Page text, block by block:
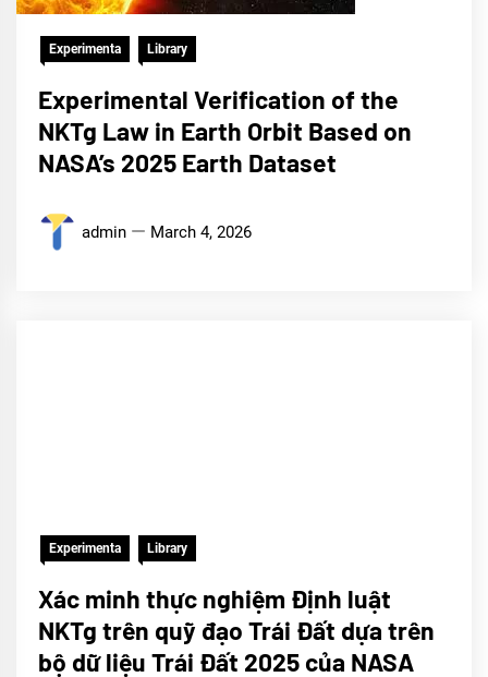
Experimenta Library
Experimental Verification of the
NKTg Law in Earth Orbit Based on
NASA’s 2025 Earth Dataset
admin March 4, 2026
Experimenta Library
Xác minh thực nghiệm Định luật
NKTg trên quỹ đạo Trái Đất dựa trên
bộ dữ liệu Trái Đất 2025 của NASA